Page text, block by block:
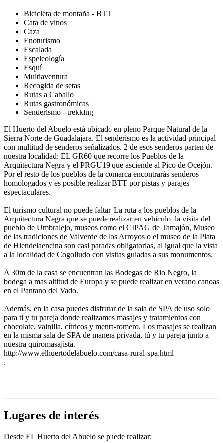
Bicicleta de montaña - BTT
Cata de vinos
Caza
Enoturismo
Escalada
Espeleología
Esquí
Multiaventura
Recogida de setas
Rutas a Caballo
Rutas gastronómicas
Senderismo - trekking
El Huerto del Abuelo está ubicado en pleno Parque Natural de la
Sierra Norte de Guadalajara. El senderismo es la actividad principal
con multitud de senderos señalizados. 2 de esos senderos parten de
nuestra localidad: EL GR60 que recorre los Pueblos de la
Arquitectura Negra y el PRGU19 que asciende al Pico de Ocejón.
Por el resto de los pueblos de la comarca encontrarás senderos
homologados y es posible realizar BTT por pistas y parajes
espectaculares.
El turismo cultural no puede faltar. La ruta a los pueblos de la
Arquitectura Negra que se puede realizar en vehiculo, la visita del
pueblo de Umbralejo, museos como el CIPAG de Tamajón, Museo
de las tradiciones de Valverde de los Arroyos o el museo de la Plata
de Hiendelaencina son casi paradas obligatorias, al igual que la vista
a la localidad de Cogolludo con visitas guiadas a sus monumentos.
A 30m de la casa se encuentran las Bodegas de Rio Negro, la
bodega a mas altitud de Europa y se puede realizar en verano canoas
en el Pantano del Vado.
Además, en la casa puedes disfrutar de la sala de SPA de uso solo
para ti y tu pareja donde realizamos masajes y tratamientos con
chocolate, vainilla, cítricos y menta-romero. Los masajes se realizan
en la misma sala de SPA de manera privada, tú y tu pareja junto a
nuestra quiromasajista.
http://www.elhuertodelabuelo.com/casa-rural-spa.html
.
Lugares de interés
Desde EL Huerto del Abuelo se puede realizar: